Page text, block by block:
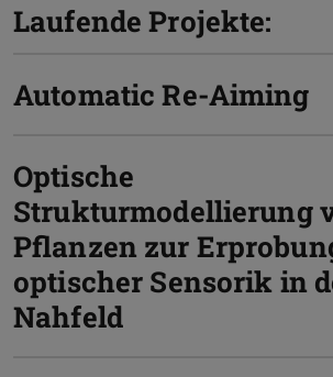
Laufende Projekte:
Automatic Re-Aiming
Optische
Strukturmodellierung
Pflanzen zur
optischer Sensorik in
Nahfeld